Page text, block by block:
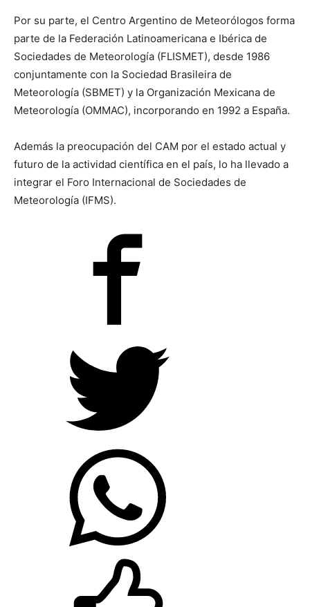
Por su parte, el Centro Argentino de Meteorólogos forma
parte de la Federación Latinoamericana e Ibérica de
Sociedades de Meteorología (FLISMET), desde 1986
conjuntamente con la Sociedad Brasileira de
Meteorología (SBMET) y la Organización Mexicana de
Meteorología (OMMAC), incorporando en 1992 a España.
Además la preocupación del CAM por el estado actual y
futuro de la actividad científica en el país, lo ha llevado a
integrar el Foro Internacional de Sociedades de
Meteorología (IFMS).